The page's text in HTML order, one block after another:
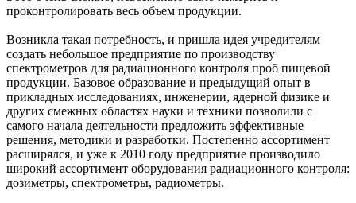
проконтролировать весь объем продукции.
Возникла такая потребность, и пришла идея учредителям
создать небольшое предприятие по производству
спектрометров для радиационного контроля проб пищевой
продукции. Базовое образование и предыдущий опыт в
прикладных исследованиях, инженерии, ядерной физике и
других смежных областях науки и техники позволили с
самого начала деятельности предложить эффективные
решения, методики и разработки. Постепенно ассортимент
расширялся, и уже к 2010 году предприятие производило
широкий ассортимент оборудования радиационного контроля:
дозиметры, спектрометры, радиометры.